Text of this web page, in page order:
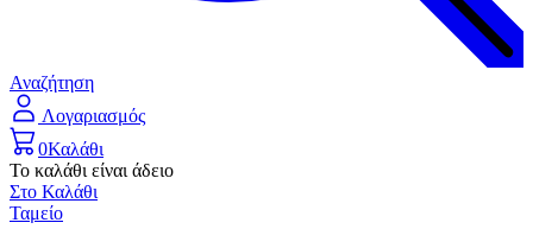
Αναζήτηση
Λογαριασμός
0Καλάθι
Το καλάθι είναι άδειο
Στο Καλάθι
Ταμείο